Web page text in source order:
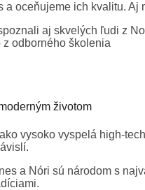
a oceňujeme ich kvalitu.
aj skvelých ľudi z
z odborného školenia
životom
vysoko vyspelá high-
a Nóri sú národom s